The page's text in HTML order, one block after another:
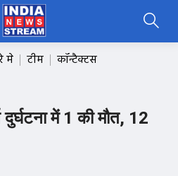
मे टीम कॉन्टैक्टस
दुर्घटना में 1 की मौत, 12